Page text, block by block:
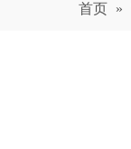
首页 »